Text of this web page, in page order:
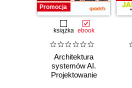
Promocja
książka ebook
Architektura
systemów AI.
Projektowanie